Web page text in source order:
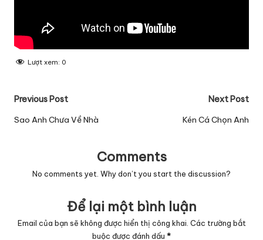
Lượt xem: 0
Post
navigation
Previous Post
Sao Anh Chưa Về Nhà
Next Post
Kén Cá Chọn Anh
Comments
No comments yet. Why don’t you start the discussion?
Để lại một bình luận
Email của bạn sẽ không được hiển thị công khai. Các trường bắt
buộc được đánh dấu *